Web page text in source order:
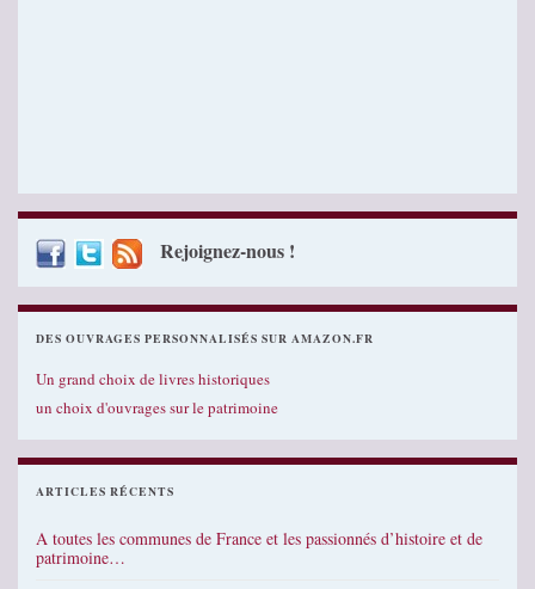
Rejoignez-nous !
DES OUVRAGES PERSONNALISÉS SUR AMAZON.FR
Un grand choix de livres historiques
un choix d'ouvrages sur le patrimoine
ARTICLES RÉCENTS
A toutes les communes de France et les passionnés d’histoire et de
patrimoine…